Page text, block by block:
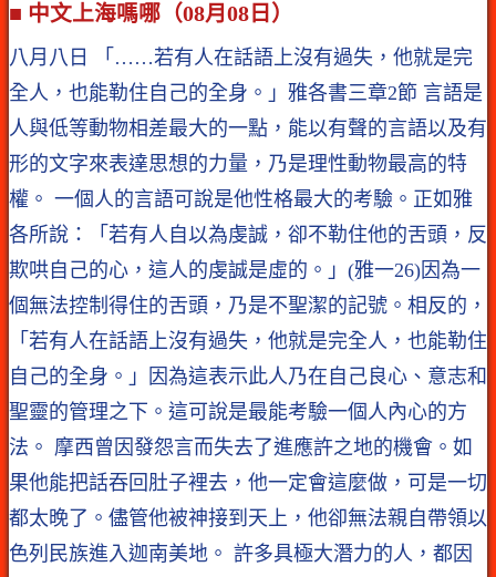
■ 中文上海嗎哪（08月08日）
八月八日 「……若有人在話語上沒有過失，他就是完
全人，也能勒住自己的全身。」雅各書三章2節 言語是
人與低等動物相差最大的一點，能以有聲的言語以及有
形的文字來表達思想的力量，乃是理性動物最高的特
權。 一個人的言語可說是他性格最大的考驗。正如雅
各所說：「若有人自以為虔誠，卻不勒住他的舌頭，反
欺哄自己的心，這人的虔誠是虛的。」(雅一26)因為一
個無法控制得住的舌頭，乃是不聖潔的記號。相反的，
「若有人在話語上沒有過失，他就是完全人，也能勒住
自己的全身。」因為這表示此人乃在自己良心、意志和
聖靈的管理之下。這可說是最能考驗一個人內心的方
法。 摩西曾因發怨言而失去了進應許之地的機會。如
果他能把話吞回肚子裡去，他一定會這麼做，可是一切
都太晚了。儘管他被神接到天上，他卻無法親自帶領以
色列民族進入迦南美地。 許多具極大潛力的人，都因